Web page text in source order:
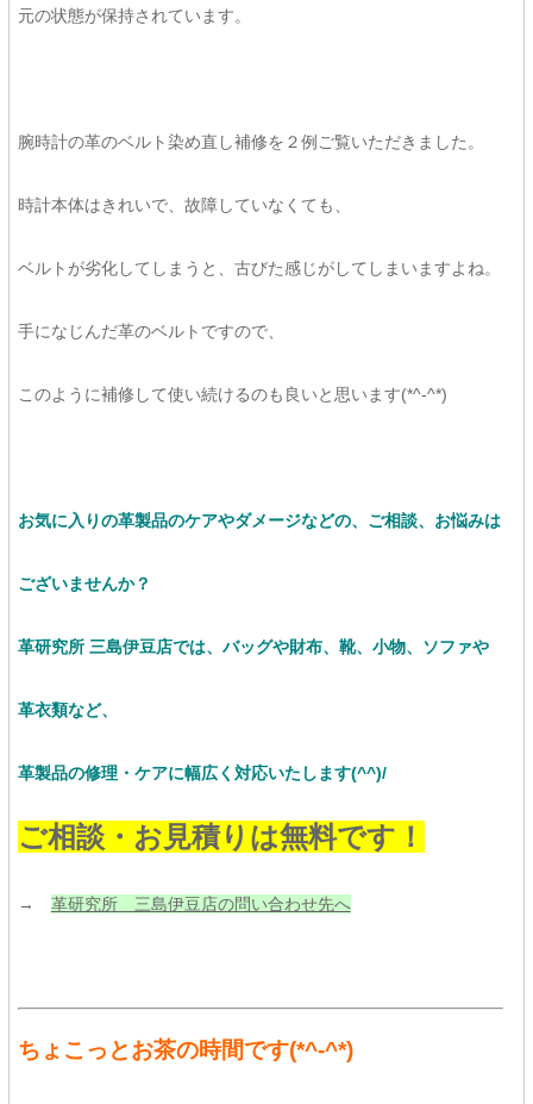
元の状態が保持されています。
腕時計の革のベルト染め直し補修を２例ご覧いただきました。
時計本体はきれいで、故障していなくても、
ベルトが劣化してしまうと、古びた感じがしてしまいますよね。
手になじんだ革のベルトですので、
このように補修して使い続けるのも良いと思います(*^-^*)
お気に入りの革製品のケアやダメージなどの、ご相談、お悩みは
ございませんか？
革研究所 三島伊豆店では、バッグや財布、靴、小物、ソファや
革衣類など、
革製品の修理・ケアに幅広く対応いたします(^^)/
ご相談・お見積りは無料です！
→ 革研究所 三島伊豆店の問い合わせ先へ
ちょこっとお茶の時間です(*^-^*)